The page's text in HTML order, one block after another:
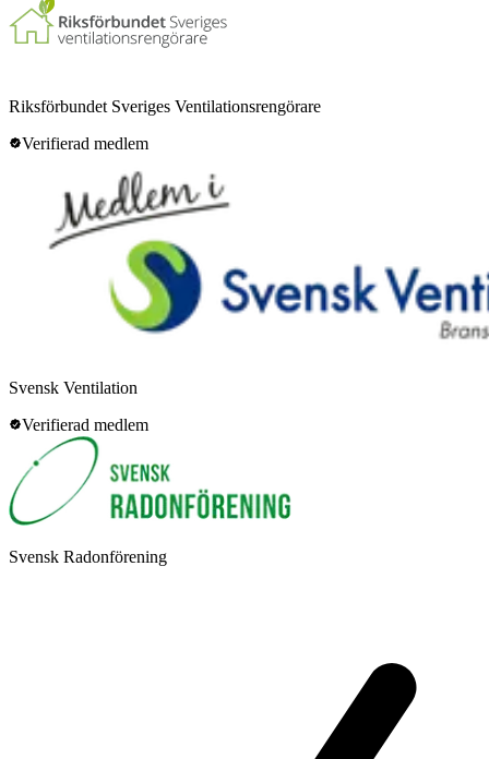
Riksförbundet Sveriges Ventilationsrengörare
Verifierad medlem
Svensk Ventilation
Verifierad medlem
Svensk Radonförening